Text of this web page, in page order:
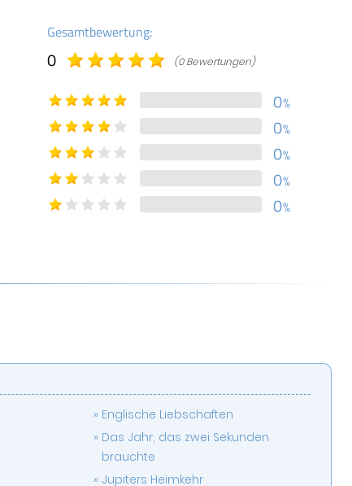
Gesamtbewertung:
0 (0 Bewertungen)
0%
0%
0%
0%
0%
Englische Liebschaften
Das Jahr, das zwei Sekunden
brauchte
Jupiters Heimkehr